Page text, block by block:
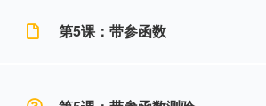
第5课：带参函数